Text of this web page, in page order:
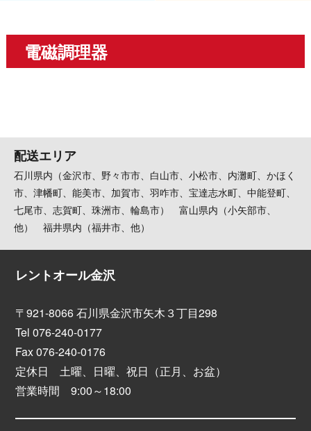
電磁調理器
配送エリア
石川県内（金沢市、野々市市、白山市、小松市、内灘町、かほく
市、津幡町、能美市、加賀市、羽咋市、宝達志水町、中能登町、
七尾市、志賀町、珠洲市、輪島市） 富山県内（小矢部市、
他） 福井県内（福井市、他）
レントオール金沢
〒921-8066 石川県金沢市矢木３丁目298
Tel 076-240-0177
Fax 076-240-0176
定休日 土曜、日曜、祝日（正月、お盆）
営業時間 9:00～18:00